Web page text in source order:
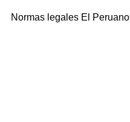
Normas legales El Peruano